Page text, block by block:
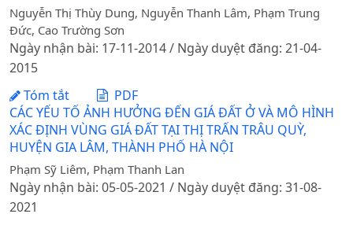
Nguyễn Thị Thùy Dung, Nguyễn Thanh Lâm, Phạm Trung
Đức, Cao Trường Sơn
Ngày nhận bài: 17-11-2014 / Ngày duyệt đăng: 21-04-
2015
Tóm tắt
PDF
CÁC YẾU TỐ ẢNH HƯỞNG ĐẾN GIÁ ĐẤT Ở VÀ MÔ HÌNH
XÁC ĐỊNH VÙNG GIÁ ĐẤT TẠI THỊ TRẤN TRÂU QUỲ,
HUYỆN GIA LÂM, THÀNH PHỐ HÀ NỘI
Phạm Sỹ Liêm, Phạm Thanh Lan
Ngày nhận bài: 05-05-2021 / Ngày duyệt đăng: 31-08-
2021